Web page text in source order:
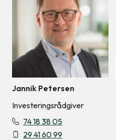
Jannik Petersen
Investeringsrådgiver
74 18 38 05
29 41 60 99